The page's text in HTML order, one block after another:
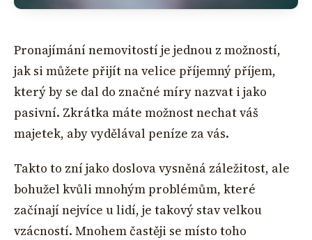
Pronajímání nemovitostí je jednou z možností,
jak si můžete přijít na velice příjemný příjem,
který by se dal do značné míry nazvat i jako
pasivní. Zkrátka máte možnost nechat váš
majetek, aby vydělával peníze za vás.
Takto to zní jako doslova vysněná záležitost, ale
bohužel kvůli mnohým problémům, které
začínají nejvíce u lidí, je takový stav velkou
vzácností. Mnohem častěji se místo toho